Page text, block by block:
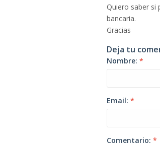
Quiero saber si
bancaria.
Gracias
Deja tu
Nombre: *
Email: *
Comentario: *